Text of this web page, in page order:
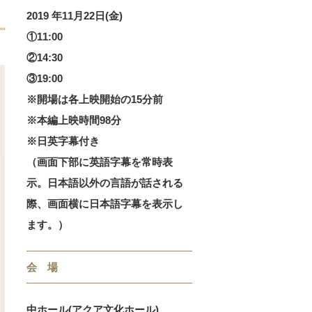
2019 年11月22日(金)
①11:00
②14:30
③19:00
※開場は各上映開始の15分前
※本編上映時間98分
※日英字幕付き
（画面下部に英語字幕を常時表
示。日本語以外の言語が話される
際、画面横に日本語字幕を表示し
ます。）
会 場
中ホール(アクア文化ホール)